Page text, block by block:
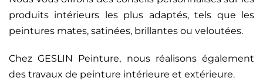
produits intérieurs les plus adaptés, tels que les
peintures mates, satinées, brillantes ou veloutées.
Chez GESLIN Peinture, nous réalisons également
des travaux de peinture intérieure et extérieure.